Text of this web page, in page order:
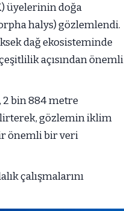
üyelerinin doğa
halys) gözlemlendi.
dağ ekosisteminde
açısından önemli
2 bin 884 metre
gözlemin iklim
önemli bir veri
çalışmalarını